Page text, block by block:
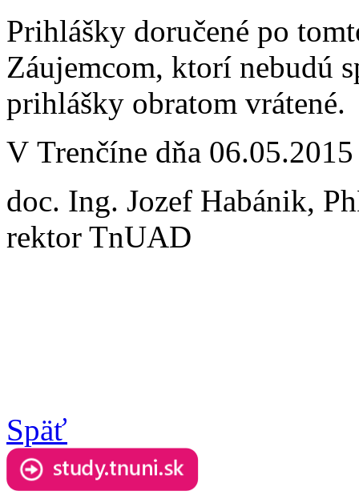
Prihlášky doručené po
Záujemcom, ktorí nebudú
prihlášky obratom vrátené.
V Trenčíne dňa 06.05.2015
doc. Ing. Jozef Habánik,
rektor TnUAD
Späť